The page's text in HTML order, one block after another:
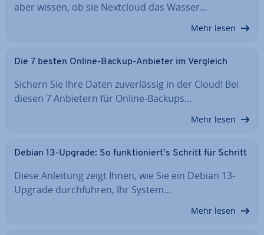
aber wissen, ob sie Nextcloud das Wasser…
Mehr lesen
Die 7 besten Online-Backup-Anbieter im Vergleich
Sichern Sie Ihre Daten zu­ver­läs­sig in der Cloud! Bei
diesen 7 Anbietern für Online-Backups…
Mehr lesen
Debian 13-Upgrade: So funk­tio­niert’s Schritt für Schritt
Diese Anleitung zeigt Ihnen, wie Sie ein Debian 13-
Upgrade durch­füh­ren, Ihr System…
Mehr lesen